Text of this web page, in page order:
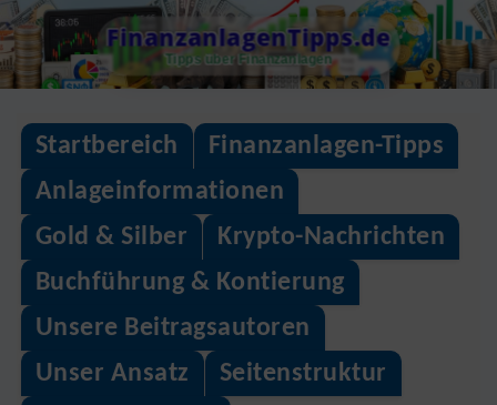
Skip
to
content
FinanzanlagenTipps.de
Tipps über Finanzanlagen
Startbereich
Finanzanlagen-Tipps
Anlageinformationen
Gold & Silber
Krypto-Nachrichten
Buchführung & Kontierung
Unsere Beitragsautoren
Unser Ansatz
Seitenstruktur